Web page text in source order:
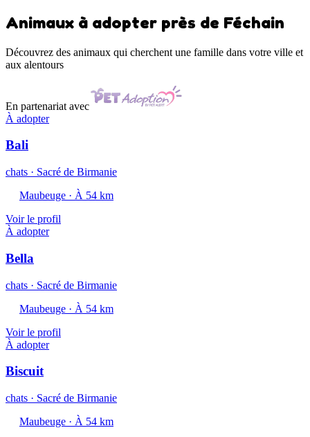
Animaux à adopter près de Féchain
Découvrez des animaux qui cherchent une famille dans votre ville et
aux alentours
En partenariat avec
À adopter
Bali
chats · Sacré de Birmanie
Maubeuge · À 54 km
Voir le profil
À adopter
Bella
chats · Sacré de Birmanie
Maubeuge · À 54 km
Voir le profil
À adopter
Biscuit
chats · Sacré de Birmanie
Maubeuge · À 54 km